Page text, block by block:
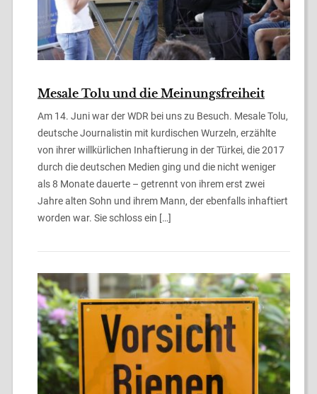
Mesale Tolu und die Meinungsfreiheit
Am 14. Juni war der WDR bei uns zu Besuch. Mesale Tolu,
deutsche Journalistin mit kurdischen Wurzeln, erzählte
von ihrer willkürlichen Inhaftierung in der Türkei, die 2017
durch die deutschen Medien ging und die nicht weniger
als 8 Monate dauerte – getrennt von ihrem erst zwei
Jahre alten Sohn und ihrem Mann, der ebenfalls inhaftiert
worden war. Sie schloss ein […]